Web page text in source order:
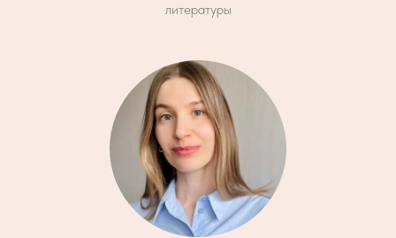
литературы